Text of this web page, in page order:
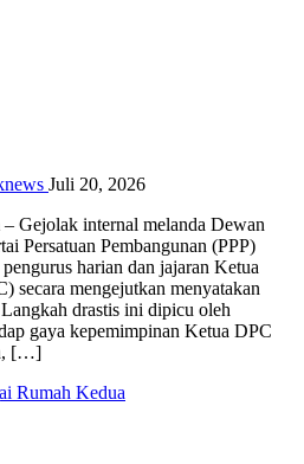
Juli 20, 2026
Gejolak internal melanda Dewan
Persatuan Pembangunan (PPP)
harian dan jajaran Ketua
secara mengejutkan menyatakan
drastis ini dipicu oleh
gaya kepemimpinan Ketua DPC
[…]